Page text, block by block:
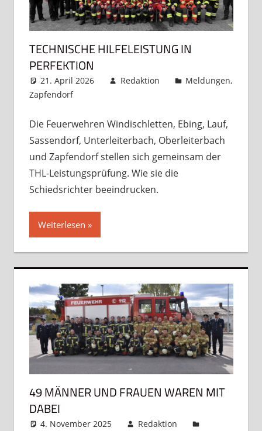
TECHNISCHE HILFELEISTUNG IN
PERFEKTION
21. April 2026 Redaktion Meldungen,
Zapfendorf
Die Feuerwehren Windischletten, Ebing, Lauf,
Sassendorf, Unterleiterbach, Oberleiterbach
und Zapfendorf stellen sich gemeinsam der
THL-Leistungsprüfung. Wie sie die
Schiedsrichter beeindrucken.
Weiterlesen
49 MÄNNER UND FRAUEN WAREN MIT
DABEI
4. November 2025
Redaktion